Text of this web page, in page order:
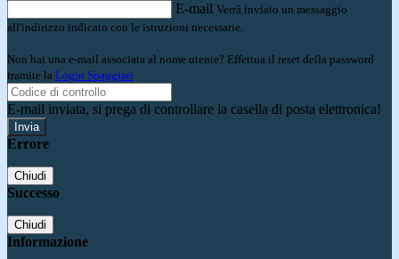
E-mail Verrà inviato un messaggio
all'indirizzo indicato con le istruzioni necessarie.
Non hai una e-mail associata al nome utente? Effettua il reset della password
tramite la Login Spaggiari
E-mail inviata, si prega di controllare la casella di posta elettronica!
Errore
Chiudi
Successo
Chiudi
Informazione